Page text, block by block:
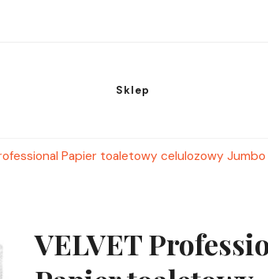
Sklep
Papier toaletowy celulozowy
VELVET